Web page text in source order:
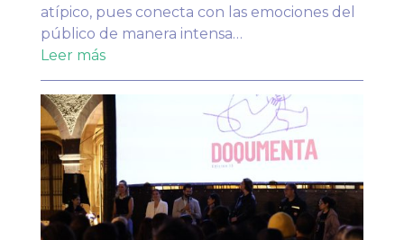
atípico, pues conecta con las emociones del
público de manera intensa…
Leer más